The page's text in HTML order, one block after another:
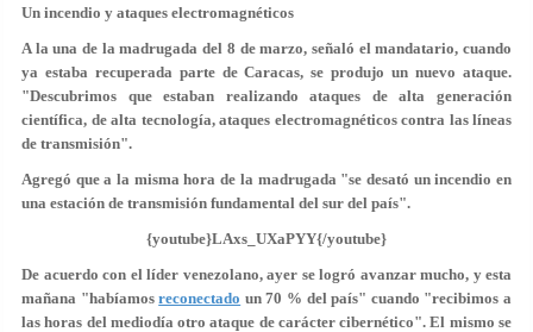
Un incendio y ataques electromagnéticos
A la una de la madrugada del 8 de marzo, señaló el mandatario, cuando
ya estaba recuperada parte de Caracas,se produjo un nuevo ataque.
"Descubrimos que estaban realizando ataques de alta generación
científica, de alta tecnología, ataques electromagnéticos contra las líneas
de transmisión".
Agregó que a la misma hora de la madrugada "se desató un incendio en
una estación de transmisión fundamental del sur del país".
{youtube}LAxs_UXaPYY{/youtube}
De acuerdo con el líder venezolano, ayer se logró avanzar mucho, y esta
mañana "habíamosreconectado un 70 % del país" cuando "recibimos a
las horas del mediodía otro ataque de carácter cibernético". El mismo se